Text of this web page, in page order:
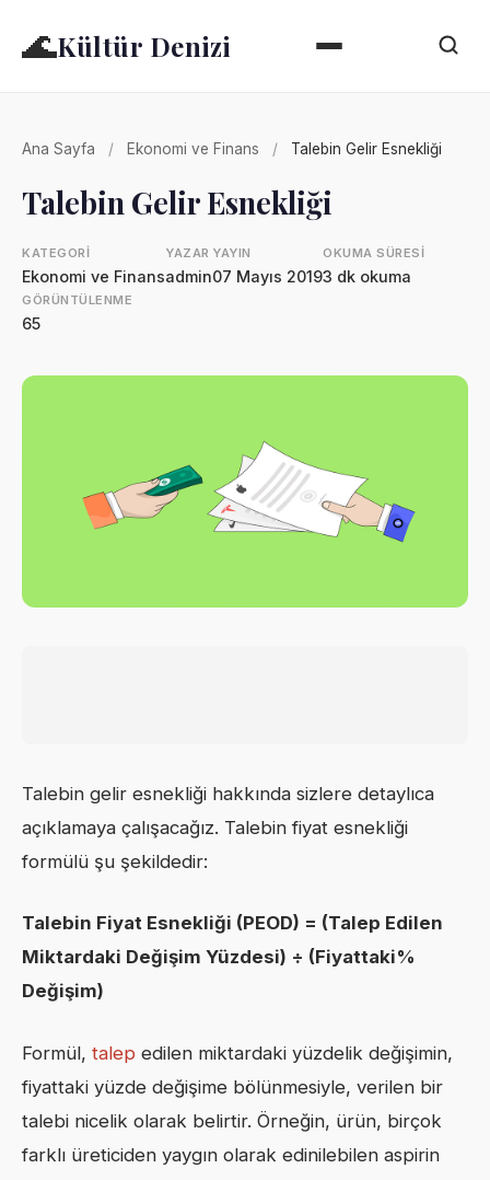
🌊Kültür Denizi
Ana Sayfa / Ekonomi ve Finans / Talebin Gelir Esnekliği
Talebin Gelir Esnekliği
KATEGORI
Ekonomi ve Finans
YAZAR
admin
YAYIN
07 Mayıs 2019
OKUMA SÜRESI
3 dk okuma
GÖRÜNTÜLENME
65
Talebin gelir esnekliği hakkında sizlere detaylıca
açıklamaya çalışacağız. Talebin fiyat esnekliği
formülü şu şekildedir:
Talebin Fiyat Esnekliği (PEOD) = (Talep Edilen
Miktardaki Değişim Yüzdesi) ÷ (Fiyattaki%
Değişim)
Formül, talep edilen miktardaki yüzdelik değişimin,
fiyattaki yüzde değişime bölünmesiyle, verilen bir
talebi nicelik olarak belirtir. Örneğin, ürün, birçok
farklı üreticiden yaygın olarak edinilebilen aspirin